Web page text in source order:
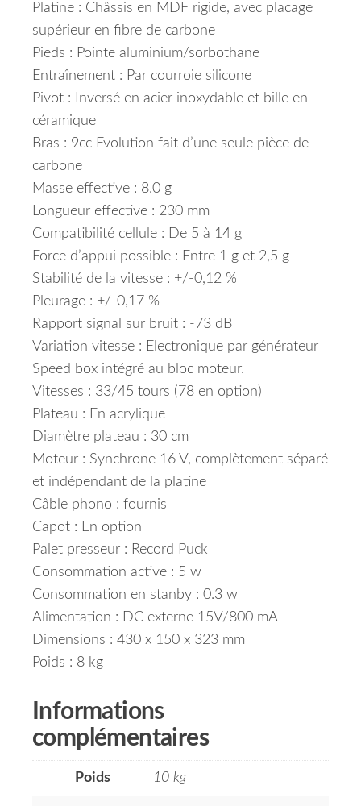
Platine : Châssis en MDF rigide, avec placage
supérieur en fibre de carbone
Pieds : Pointe aluminium/sorbothane
Entraînement : Par courroie silicone
Pivot : Inversé en acier inoxydable et bille en
céramique
Bras : 9cc Evolution fait d’une seule pièce de
carbone
Masse effective : 8.0 g
Longueur effective : 230 mm
Compatibilité cellule : De 5 à 14 g
Force d’appui possible : Entre 1 g et 2,5 g
Stabilité de la vitesse : +/-0,12 %
Pleurage : +/-0,17 %
Rapport signal sur bruit : -73 dB
Variation vitesse : Electronique par générateur
Speed box intégré au bloc moteur.
Vitesses : 33/45 tours (78 en option)
Plateau : En acrylique
Diamètre plateau : 30 cm
Moteur : Synchrone 16 V, complètement séparé
et indépendant de la platine
Câble phono : fournis
Capot : En option
Palet presseur : Record Puck
Consommation active : 5 w
Consommation en stanby : 0.3 w
Alimentation : DC externe 15V/800 mA
Dimensions : 430 x 150 x 323 mm
Poids : 8 kg
Informations
complémentaires
Poids 10 kg